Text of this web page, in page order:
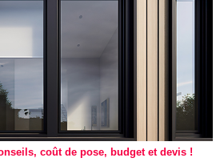
coût de pose, budget et devis !